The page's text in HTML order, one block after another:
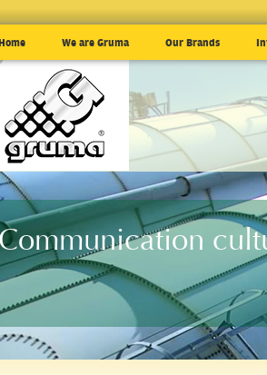
We are Gruma Our Brands
Communication